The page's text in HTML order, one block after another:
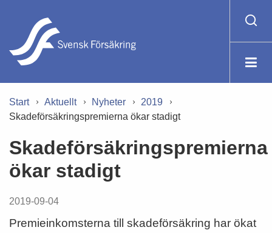
Start Aktuellt Nyheter
2019
Skadeförsäkringspremierna ökar stadigt
Skadeförsäkringspremierna
ökar stadigt
2019-09-04
Premieinkomsterna till skadeförsäkring har ökat